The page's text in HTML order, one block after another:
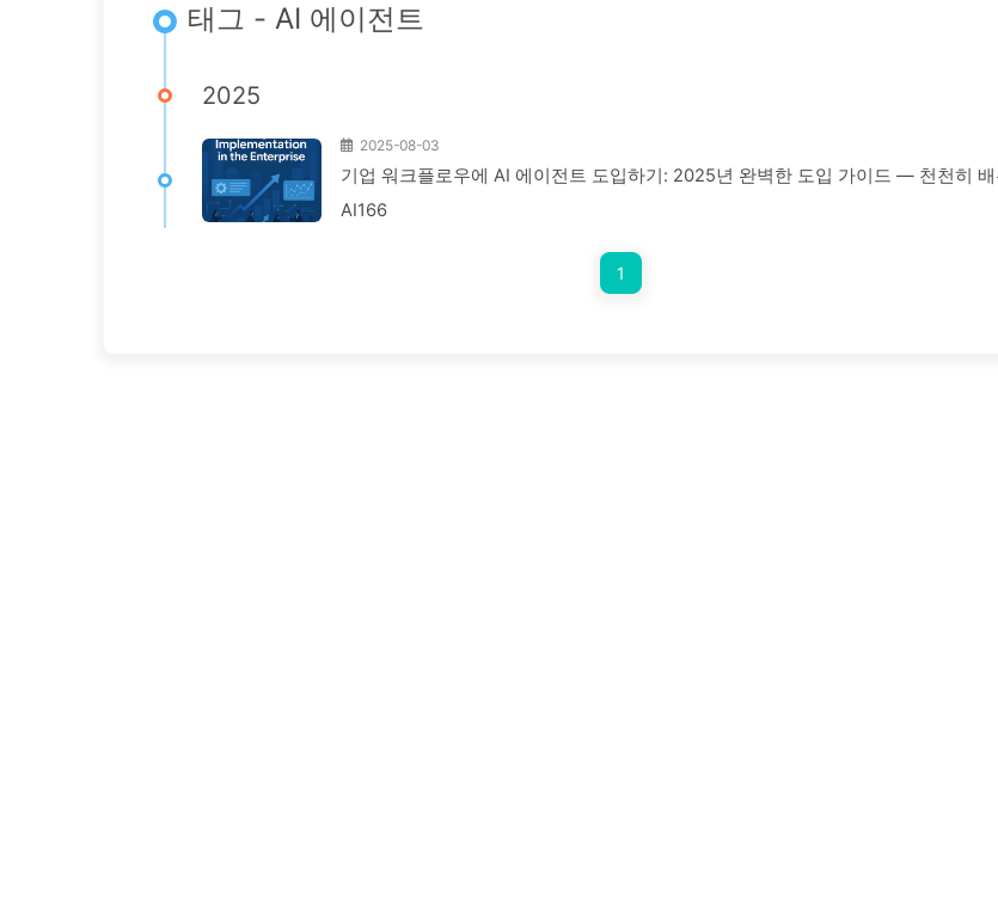
태그 - AI 에이전트
2025
2025-08-03
기업 워크플로우에 AI 에이전트 도입하기: 2025년 완벽한 도입 가이드 — 천천히
AI166
1